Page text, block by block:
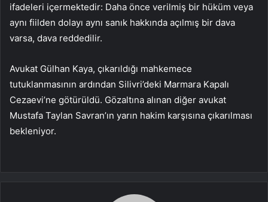
ifadeleri içermektedir: Daha önce verilmiş bir hüküm veya
aynı fiilden dolayı aynı sanık hakkında açılmış bir dava
varsa, dava reddedilir.
Avukat Gülhan Kaya, çıkarıldığı mahkemece
tutuklanmasının ardından Silivri’deki Marmara Kapalı
Cezaevi’ne götürüldü. Gözaltına alınan diğer avukat
Mustafa Taylan Savran’ın yarın hakim karşısına çıkarılması
bekleniyor.